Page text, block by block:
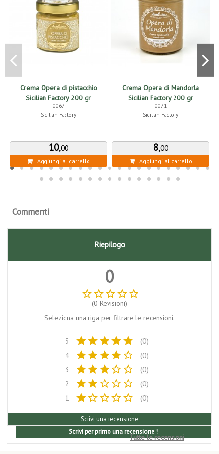
Crema Opera di pistacchio
Sicilian Factory 200 gr
0067
Sicilian Factory
10,00
Aggiungi al carrello
Crema Opera di Mandorla
Sicilian Factory 200 gr
0071
Sicilian Factory
8,00
Aggiungi al carrello
Commenti
Riepilogo
0
star_borderstar_borderstar_borderstar_borderstar_border
(0 Revisioni)
Seleziona una riga per filtrare le recensioni.
5 starstarstarstarstar
(0)
4
starstarstarstarstar_border
(0)
3
starstarstarstar_borderstar_border
(0)
2
starstarstar_borderstar_borderstar_border
(0)
1
starstar_borderstar_borderstar_borderstar_border (0)
Scrivi una recensione
Tutte le recensioni
Scrivi per primo una recensione !